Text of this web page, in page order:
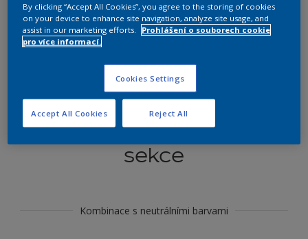
Najít výrobek v tomto odstínu
Koordinovat barevné
sekce
Kombinace s neutrálními barvami
By clicking “Accept All Cookies”, you agree to the storing of cookies
on your device to enhance site navigation, analyze site usage, and
assist in our marketing efforts.
Prohlášení o souborech cookie
pro více informací.
Cookies Settings
Reject All
Accept All Cookies